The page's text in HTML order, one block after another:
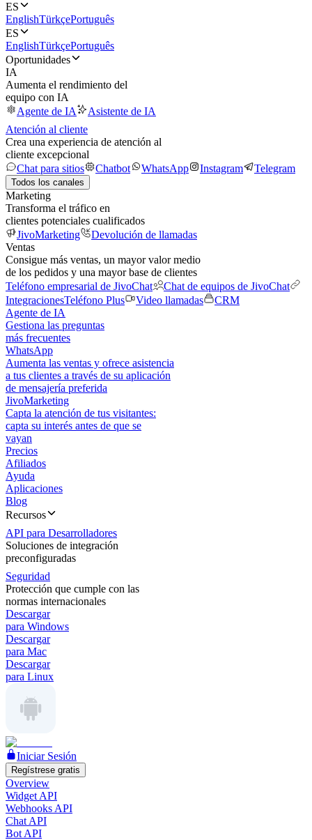
ES
EnglishTürkçePortuguês
ES
EnglishTürkçePortuguês
Oportunidades
IA
Aumenta el rendimiento del
equipo con IA
Agente de IA
Asistente de IA
Atención al cliente
Crea una experiencia de atención al
cliente excepcional
Chat para sitios
Chatbot WhatsApp Instagram Telegram
Todos los canales
Marketing
Transforma el tráfico en
clientes potenciales cualificados
JivoMarketing
Devolución de llamadas
Ventas
Consigue más ventas, un mayor valor medio
de los pedidos y una mayor base de clientes
Teléfono empresarial de JivoChat
Chat de equipos de JivoChat
IntegracionesTeléfono Plus Video llamadas
CRM
Agente de IA
Gestiona las preguntas
más frecuentes
WhatsApp
Aumenta las ventas y ofrece asistencia
a tus clientes a través de su aplicación
de mensajería preferida
JivoMarketing
Capta la atención de tus visitantes:
capta su interés antes de que se
vayan
Precios
Afiliados
Ayuda
Aplicaciones
Blog
Recursos
API para Desarrolladores
Soluciones de integración
preconfiguradas
Seguridad
Protección que cumple con las
normas internacionales
Descargar
para Windows
Descargar
para Mac
Descargar
para Linux
Iniciar Sesión
Regístrese gratis
Overview
Widget API
Webhooks API
Chat API
Bot API